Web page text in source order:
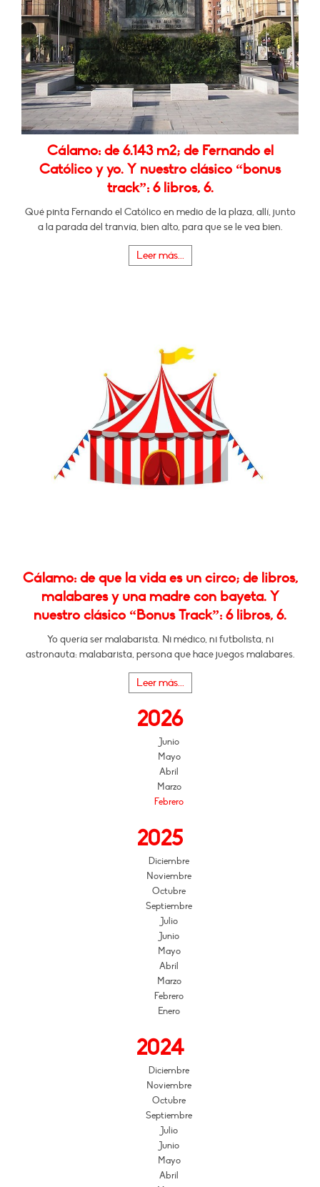
Cálamo: de 6.143 m2; de Fernando el
Católico y yo. Y nuestro clásico “bonus
track”: 6 libros, 6.
Qué pinta Fernando el Católico en medio de la plaza, allí, junto
a la parada del tranvía, bien alto, para que se le vea bien.
Leer más...
Cálamo: de que la vida es un circo; de libros,
malabares y una madre con bayeta. Y
nuestro clásico “Bonus Track”: 6 libros, 6.
Yo quería ser malabarista. Ni médico, ni futbolista, ni
astronauta: malabarista, persona que hace juegos malabares.
Leer más...
2026
Junio
Mayo
Abril
Marzo
Febrero
2025
Diciembre
Noviembre
Octubre
Septiembre
Julio
Junio
Mayo
Abril
Marzo
Febrero
Enero
2024
Diciembre
Noviembre
Octubre
Septiembre
Julio
Junio
Mayo
Abril